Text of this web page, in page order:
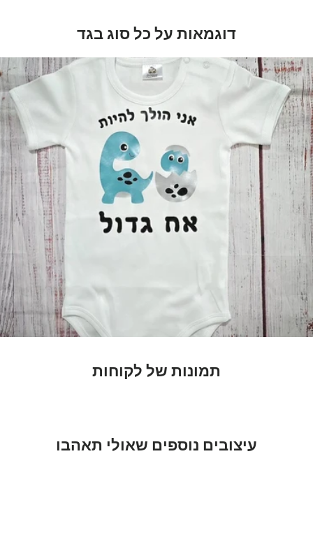
דוגמאות על כל סוג בגד
תמונות של לקוחות
עיצובים נוספים שאולי תאהבו